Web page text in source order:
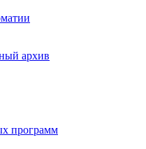
архив
программ